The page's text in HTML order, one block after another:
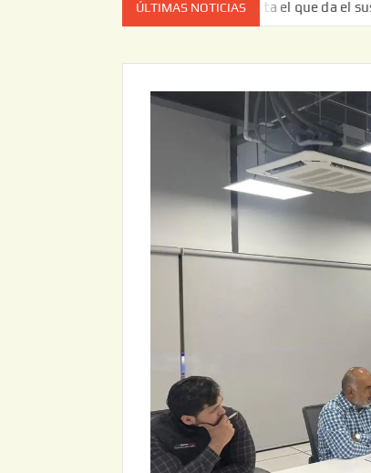
ÚLTIMAS NOTICIAS
vez no es el estado de cuenta el que da el susto